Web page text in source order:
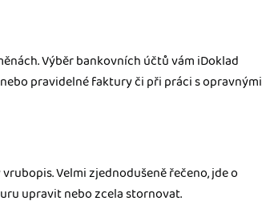
Výběr bankovních účtů vám iDoklad
pravidelné faktury či při práci s opravnými
Velmi zjednodušeně řečeno, jde o
upravit nebo zcela stornovat.